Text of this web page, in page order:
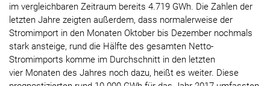
im vergleichbaren Zeitraum bereits 4.719 GWh. Die Zahlen der
letzten Jahre zeigten außerdem, dass normalerweise der
Stromimport in den Monaten Oktober bis Dezember nochmals
stark ansteige, rund die Hälfte des gesamten Netto-
Stromimports komme im Durchschnitt in den letzten
vier Monaten des Jahres noch dazu, heißt es weiter. Diese